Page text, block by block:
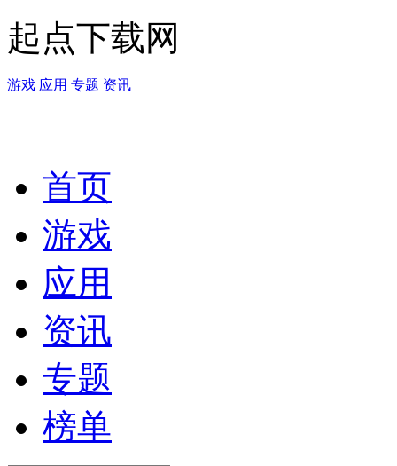
起点下载网
游戏 应用 专题 资讯
首页
游戏
应用
资讯
专题
榜单